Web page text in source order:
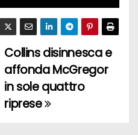
Collins disinnesca e
affonda McGregor
in sole quattro
riprese